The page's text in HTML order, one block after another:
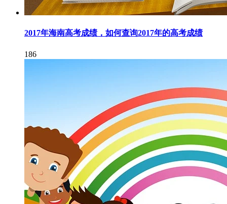
2017年海南高考成绩，如何查询2017年的高考成绩
186